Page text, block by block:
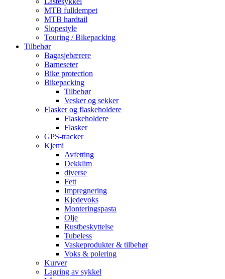
MTB fulldempet
MTB hardtail
Slopestyle
Touring / Bikepacking
Tilbehør
Bagasjebærere
Barneseter
Bike protection
Bikepacking
Tilbehør
Vesker og sekker
Flasker og flaskeholdere
Flaskeholdere
Flasker
GPS-tracker
Kjemi
Avfetting
Dekklim
diverse
Fett
Impregnering
Kjedevoks
Monteringspasta
Olje
Rustbeskyttelse
Tubeless
Vaskeprodukter & tilbehør
Voks & polering
Kurver
Lagring av sykkel